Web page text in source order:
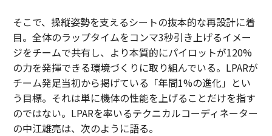
そこで、操縦姿勢を支えるシートの抜本的な再設計に着
目。全体のラップタイムをコンマ3秒引き上げるイメー
ジをチームで共有し、より本質的にパイロットが120%
の力を発揮できる環境づくりに取り組んでいる。LPARが
チーム発足当初から掲げている「年間1%の進化」とい
う目標。それは単に機体の性能を上げることだけを指す
のではない。LPARを率いるテクニカルコーディネーター
の中江雄亮は、次のように語る。